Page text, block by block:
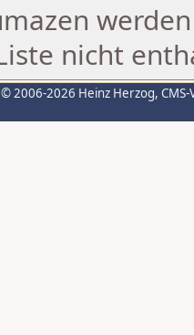
nicht
© 2006-2026 Heinz Herzog,